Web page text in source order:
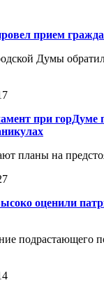
прием
Думы
при горДуме
планы на
оценили
подрастающего